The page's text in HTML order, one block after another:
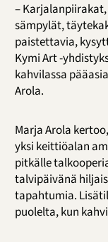
–
sämpylät,
paistettavia,
Kymi Art -
kahvilassa
Arola.
Marja Arola
yksi keittiöalan
pitkälle
talvipäivänä
tapahtumia.
puolelta, kun